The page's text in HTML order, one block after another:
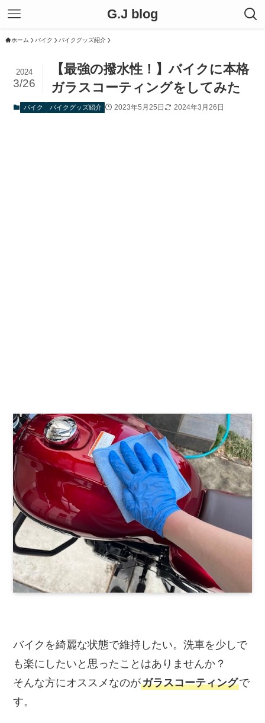
G.J blog
ホーム バイク バイクグッズ紹介
【最強の撥水性！】バイクに本格
ガラスコーティングをしてみた
2024
3/26
バイク バイクグッズ紹介 2023年5月25日 2024年3月26日
バイクを綺麗な状態で維持したい。洗車を少しで
も楽にしたいと思ったことはありませんか？
そんな方にオススメなのがガラスコーティングで
す。